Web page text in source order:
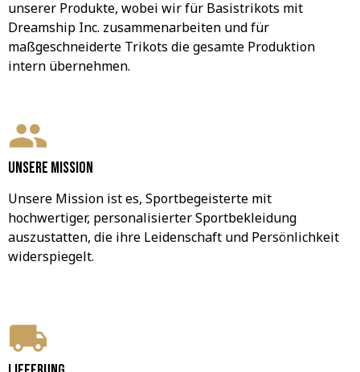
unserer Produkte, wobei wir für Basistrikots mit
Dreamship Inc. zusammenarbeiten und für
maßgeschneiderte Trikots die gesamte Produktion
intern übernehmen.
Unsere Mission
Unsere Mission ist es, Sportbegeisterte mit
hochwertiger, personalisierter Sportbekleidung
auszustatten, die ihre Leidenschaft und Persönlichkeit
widerspiegelt.